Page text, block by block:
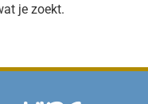
je zoekt.